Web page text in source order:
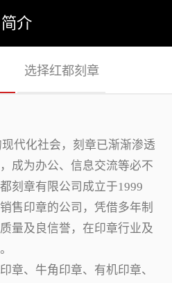
简介
选择红都刻章
代化社会，刻章已渐渐渗透
成为办公、信息交流等必不
刻章有限公司成立于1999
售印章的公司，凭借多年制
量及良信誉，在印章行业及
章、牛角印章、有机印章、